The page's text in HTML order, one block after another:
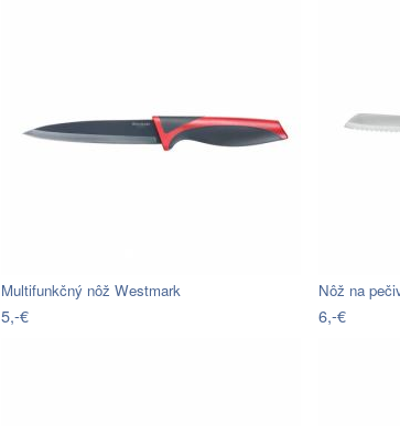
Multifunkčný nôž Westmark
5,-€
Nôž na
6,-€